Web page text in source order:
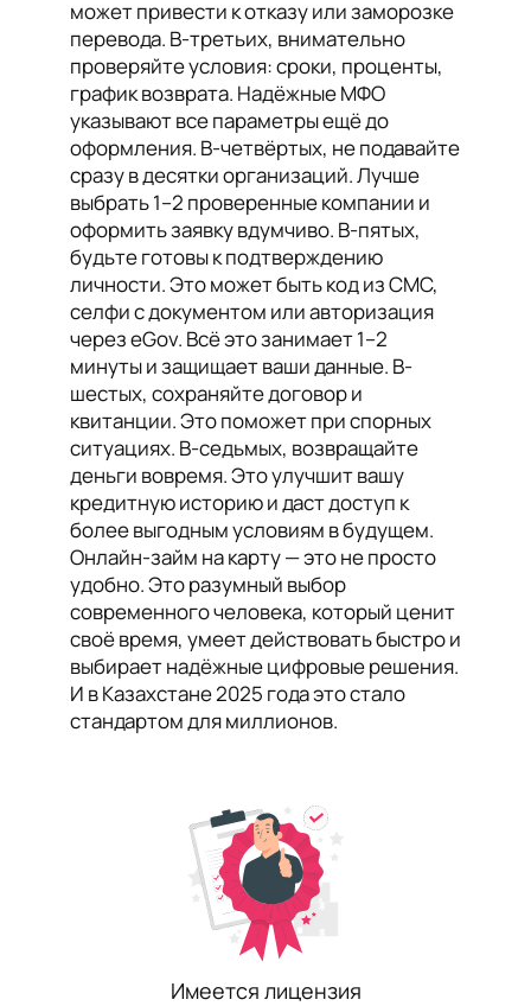
может привести к отказу или заморозке
перевода. В-третьих, внимательно
проверяйте условия: сроки, проценты,
график возврата. Надёжные МФО
указывают все параметры ещё до
оформления. В-четвёртых, не подавайте
сразу в десятки организаций. Лучше
выбрать 1–2 проверенные компании и
оформить заявку вдумчиво. В-пятых,
будьте готовы к подтверждению
личности. Это может быть код из СМС,
селфи с документом или авторизация
через eGov. Всё это занимает 1–2
минуты и защищает ваши данные. В-
шестых, сохраняйте договор и
квитанции. Это поможет при спорных
ситуациях. В-седьмых, возвращайте
деньги вовремя. Это улучшит вашу
кредитную историю и даст доступ к
более выгодным условиям в будущем.
Онлайн-займ на карту — это не просто
удобно. Это разумный выбор
современного человека, который ценит
своё время, умеет действовать быстро и
выбирает надёжные цифровые решения.
И в Казахстане 2025 года это стало
стандартом для миллионов.
Имеется лицензия